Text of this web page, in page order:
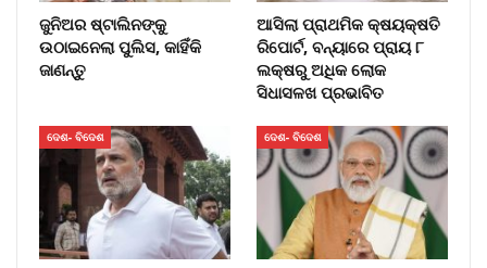
ଜୁନିଅର ଷ୍ଟାଲିନଙ୍କୁ
ଉଠାଇନେଲା ପୁଲିସ, କାହିଁକି
ଜାଣନ୍ତୁ
ଆସିଲା ପ୍ରାଥମିକ କ୍ଷୟକ୍ଷତି
ରିପୋର୍ଟ, ବନ୍ୟାରେ ପ୍ରାୟ ୮
ଲକ୍ଷରୁ ଅଧିକ ଲୋକ
ସିଧାସଳଖ ପ୍ରଭାବିତ
ଦେଶ- ବିଦେଶ ଦେଶ- ବିଦେଶ